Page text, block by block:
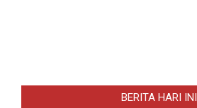
BERITA HARI INI